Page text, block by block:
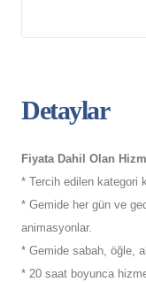
Detaylar
Fiyata Dahil Olan
* Tercih edilen kategori
* Gemide her gün ve
animasyonlar.
* Gemide sabah, öğle,
* 20 saat boyunca